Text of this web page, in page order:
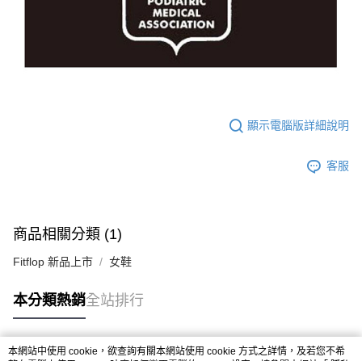
顯示電腦版詳細說明
客服
商品相關分類 (1)
Fitflop 新品上市 女鞋
本分類熱銷全站排行
本網站中使用 cookie，欲查詢有關本網站使用 cookie 方式之詳情，及若您不希